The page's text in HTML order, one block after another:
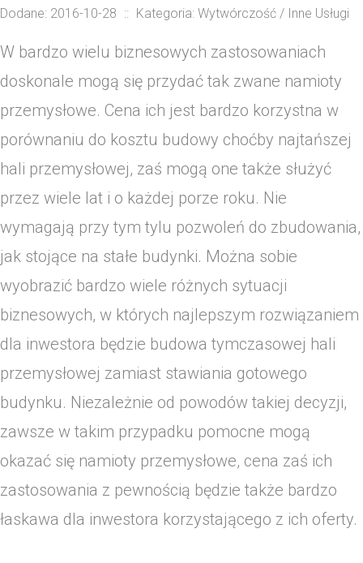
Dodane: 2016-10-28 :: Kategoria: Wytwórczość / Inne Usługi
W bardzo wielu biznesowych zastosowaniach
doskonale mogą się przydać tak zwane namioty
przemysłowe. Cena ich jest bardzo korzystna w
porównaniu do kosztu budowy choćby najtańszej
hali przemysłowej, zaś mogą one także służyć
przez wiele lat i o każdej porze roku. Nie
wymagają przy tym tylu pozwoleń do zbudowania,
jak stojące na stałe budynki. Można sobie
wyobrazić bardzo wiele różnych sytuacji
biznesowych, w których najlepszym rozwiązaniem
dla inwestora będzie budowa tymczasowej hali
przemysłowej zamiast stawiania gotowego
budynku. Niezależnie od powodów takiej decyzji,
zawsze w takim przypadku pomocne mogą
okazać się namioty przemysłowe, cena zaś ich
zastosowania z pewnością będzie także bardzo
łaskawa dla inwestora korzystającego z ich oferty.